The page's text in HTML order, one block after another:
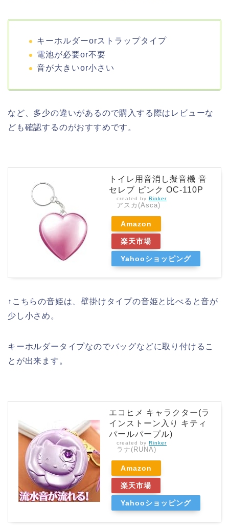
キーホルダーorストラップタイプ
電池が必要or不要
音が大きいor小さい
など、多少の違いがあるので購入する際はレビューな
ども確認するのがおすすめです。
トイレ用音消し擬音機 音
セレブ ピンク OC-110P
created by Rinker
アスカ(Asca)
Amazon
楽天市場
Yahooショッピング
↑こちらの音姫は、壁掛けタイプの音姫と比べると音が
少し小さめ。
キーホルダータイプなのでバッグなどに取り付けるこ
とが出来ます。
エコヒメ キャラクター(ラ
インストーン入り キティ
パールパープル)
created by Rinker
ラナ(RUNA)
Amazon
楽天市場
Yahooショッピング